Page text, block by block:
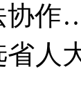
协
人